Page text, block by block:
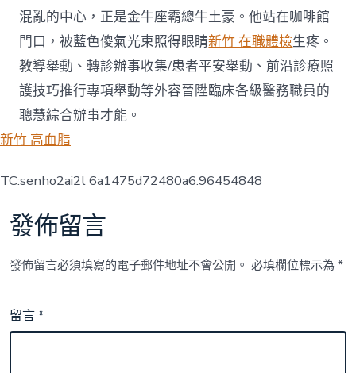
混亂的中心，正是金牛座霸總牛土豪。他站在咖啡館
門口，被藍色傻氣光束照得眼睛新竹 在職體檢生疼。
教導舉動、轉診辦事收集/患者平安舉動、前沿診療照
護技巧推行專項舉動等外容晉陞臨床各級醫務職員的
聰慧綜合辦事才能。
新竹 高血脂
TC:senho2ai2l 6a1475d72480a6.96454848
發佈留言
發佈留言必須填寫的電子郵件地址不會公開。 必填欄位標示為*
留言*